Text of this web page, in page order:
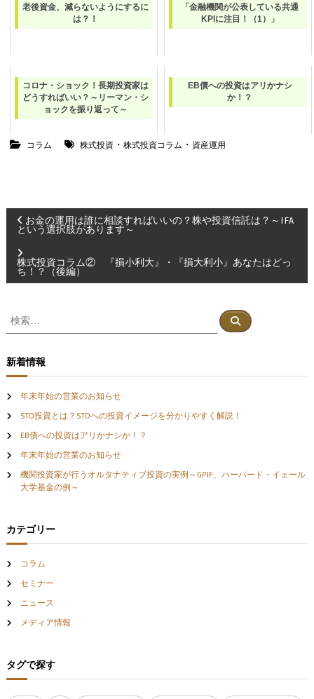
老後資金、減らないようにするに
は？！
「金融機関が公表している共通
KPIに注目！（1）」
コロナ・ショック！長期投資家は
どうすればいい？～リーマン・シ
ョックを振り返って～
EB債への投資はアリかナシ
か！？
コラム 株式投資・ 株式投資コラム ・ 資産運用
投
稿
ナ
ビ
ゲ
ー
シ
ョ
ン
お金の運用は誰に相談すればいいの？株や投資信託は？～IFA
という選択肢があります～
株式投資コラム② 『損小利大』・『損大利小』あなたはどっ
ち！？（後編）
検
象
:
検
索
新着情報
年末年始の営業のお知らせ
STO投資とは？STOへの投資イメージを分かりやすく解説！
EB債への投資はアリかナシか！？
年末年始の営業のお知らせ
機関投資家が行うオルタナティブ投資の実例～GPIF、ハーバード・イェール
大学基金の例～
カテゴリー
コラム
セミナー
ニュース
メディア情報
タグで探す